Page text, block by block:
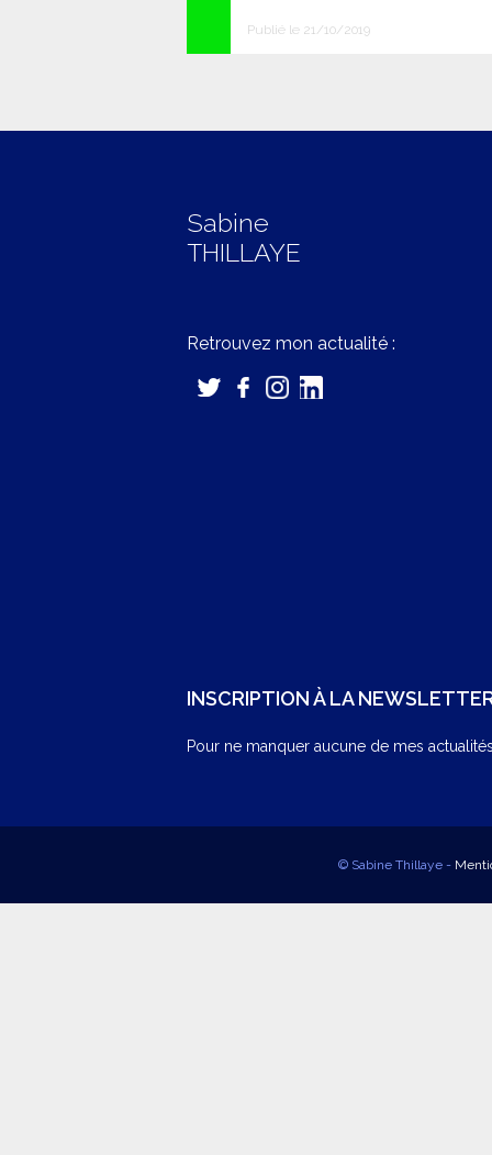
Publié le 21/10/2019
Sabine
THILLAYE
Retrouvez mon actualité :
INSCRIPTION À LA
Pour ne manquer aucune de mes
© Sabine Thillaye -